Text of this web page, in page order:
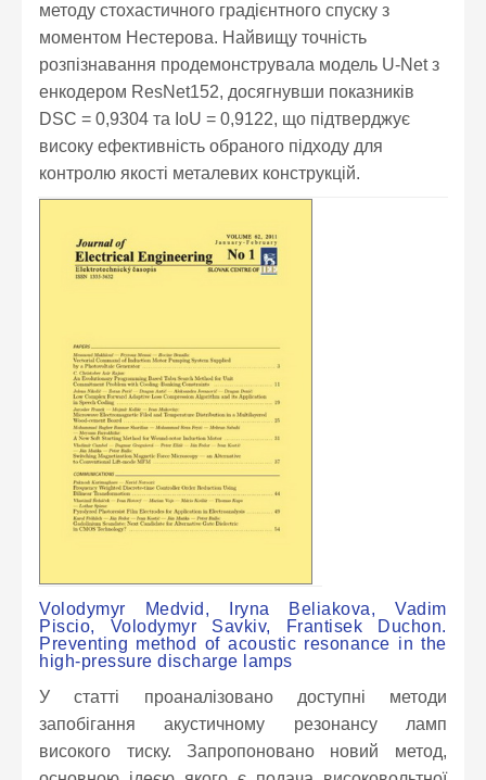
методу стохастичного градієнтного спуску з
моментом Нестерова. Найвищу точність
розпізнавання продемонструвала модель U-Net з
енкодером ResNet152, досягнувши показників
DSC = 0,9304 та IoU = 0,9122, що підтверджує
високу ефективність обраного підходу для
контролю якості металевих конструкцій.
Volodymyr Medvid, Iryna Beliakova, Vadim
Piscio, Volodymyr Savkiv, Frantisek Duchon.
Preventing method of acoustic resonance in the
high-pressure discharge lamps
У статті проаналізовано доступні методи
запобігання акустичному резонансу ламп
високого тиску. Запропоновано новий метод,